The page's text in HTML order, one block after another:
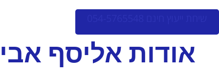
אודות אליסף